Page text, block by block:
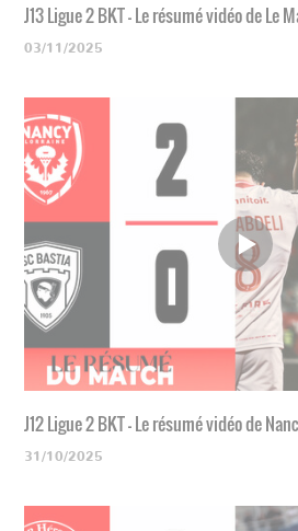
J13 Ligue 2 BKT - Le résumé vidéo de Le
03/11/2025
J12 Ligue 2 BKT - Le résumé vidéo de
31/10/2025